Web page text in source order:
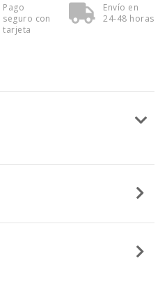
Pago
seguro con
tarjeta
Envío en
24-48 horas